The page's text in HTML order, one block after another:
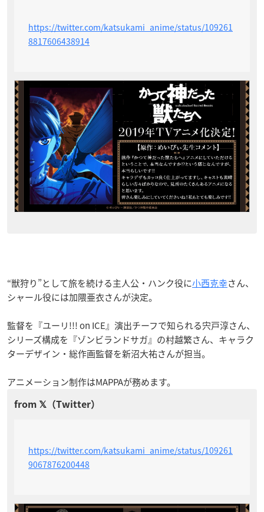
https://twitter.com/katsukami_anime/status/109261
8817606438914
“獣狩り”として旅を続ける主人公・ハンク役に小西克幸さん、
シャール役には加隈亜衣さんが決定。
監督を『ユーリ!!! on ICE』演出チーフで知られる宍戸淳さん、
シリーズ構成を『ゾンビランドサガ』の村越繁さん、キャラク
ターデザイン・総作画監督を新沼大祐さんが担当。
アニメーション制作はMAPPAが務めます。
https://twitter.com/katsukami_anime/status/109261
9067876200448